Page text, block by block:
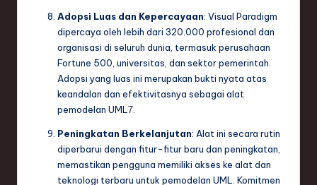
Adopsi Luas dan Kepercayaan: Visual Paradigm
dipercaya oleh lebih dari 320.000 profesional dan
organisasi di seluruh dunia, termasuk perusahaan
Fortune 500, universitas, dan sektor pemerintah.
Adopsi yang luas ini merupakan bukti nyata atas
keandalan dan efektivitasnya sebagai alat
pemodelan UML7
Peningkatan Berkelanjutan: Alat ini secara rutin
diperbarui dengan fitur-fitur baru dan peningkatan,
memastikan pengguna memiliki akses ke alat dan
teknologi terbaru untuk pemodelan UML. Komitmen